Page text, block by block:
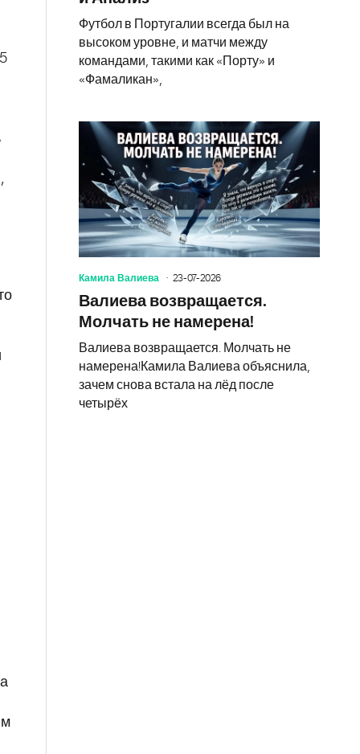
Футбол в Португалии всегда был на
высоком уровне, и матчи между
командами, такими как «Порту» и
«Фамаликан»,
Камила Валиева 23-07-2026
Валиева возвращается.
Молчать не намерена!
Валиева возвращается. Молчать не
намерена!Камила Валиева объяснила,
зачем снова встала на лёд после
четырёх